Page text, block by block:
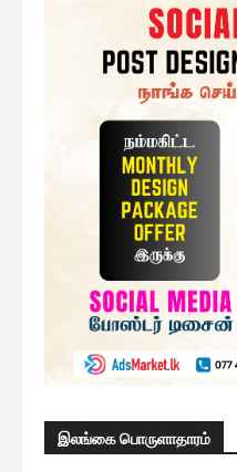
இலங்கை பொருளாதாரம்